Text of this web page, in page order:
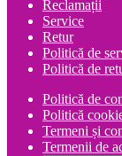
Reclamații
Service
Retur
Politică de
Politică de
Politică de
Politică
Termeni și
Termenii de